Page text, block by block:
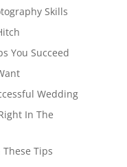
Skills
You Succeed
Wedding
In The
Tips